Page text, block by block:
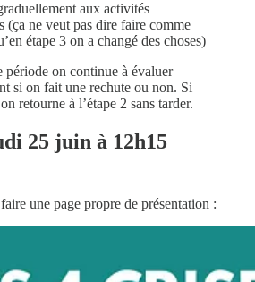
aux activités
(ça ne veut pas dire faire comme
étape 3 on a changé des choses)
période on continue à évaluer
si on fait une rechute ou non. Si
retourne à l’étape 2 sans tarder.
25 juin à 12h15
une page propre de présentation :